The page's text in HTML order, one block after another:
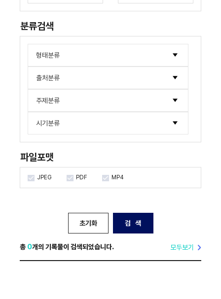
분류검색
형태분류
도서/간행물류
문서류
시청각류
출처분류
한국국제문화교류진흥원
한국국제문화교류진흥원
아시아문화산업교류재단
기타
주제분류
한류NOW
한류 조사연구 보고서
시기분류
2000년대
2000년~2004년
2005년~2009년
2010년대
2015년~2019년
2020년대
2025년~2029년
파일포맷
JPEG PDF MP4
초기화 검 색
총 0개의 기록물이 검색되었습니다. 모두보기